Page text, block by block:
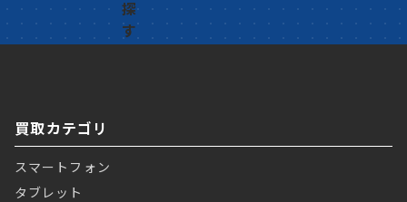
買取カテゴリ
スマートフォン
タブレット